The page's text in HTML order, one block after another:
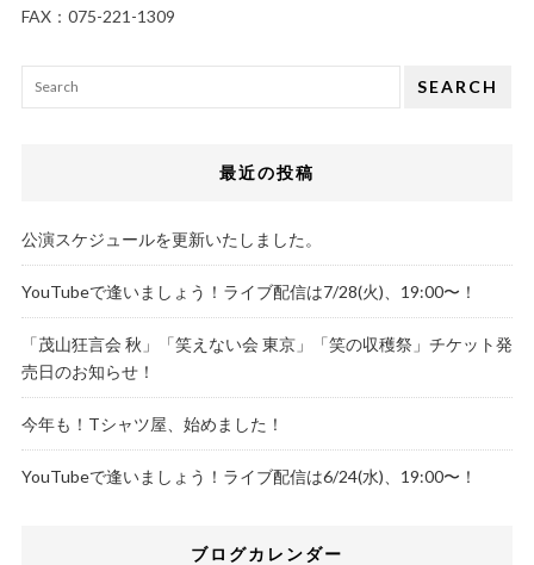
FAX：075-221-1309
SEARCH
最近の投稿
公演スケジュールを更新いたしました。
YouTubeで逢いましょう！ライブ配信は7/28(火)、19:00〜！
「茂山狂言会 秋」「笑えない会 東京」「笑の収穫祭」チケット発
売日のお知らせ！
今年も！Tシャツ屋、始めました！
YouTubeで逢いましょう！ライブ配信は6/24(水)、19:00〜！
ブログカレンダー